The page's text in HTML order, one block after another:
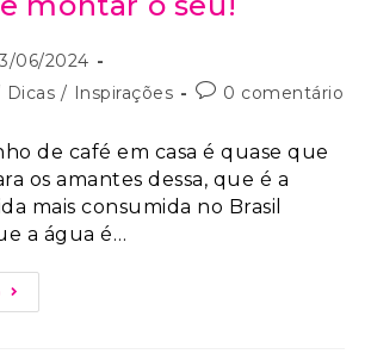
06/2024
Dicas / Inspirações 0 comentário
de café em casa é quase que
os amantes dessa, que é a
mais consumida no Brasil
a água é…